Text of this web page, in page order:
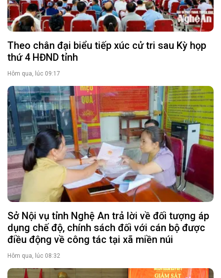
Theo chân đại biểu tiếp xúc cử tri sau Kỳ họp
thứ 4 HĐND tỉnh
Hôm qua, lúc 09:17
Sở Nội vụ tỉnh Nghệ An trả lời về đối tượng áp
dụng chế độ, chính sách đối với cán bộ được
điều động về công tác tại xã miền núi
Hôm qua, lúc 08:32